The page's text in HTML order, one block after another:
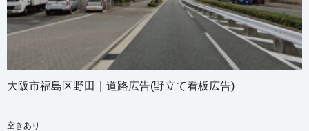
大阪市福島区野田｜道路広告(野立て看板広告)
空きあり